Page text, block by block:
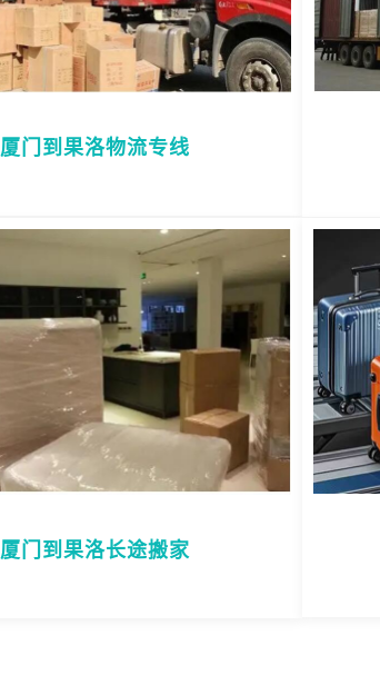
厦门到果洛物流专线
厦门到果洛长途搬家